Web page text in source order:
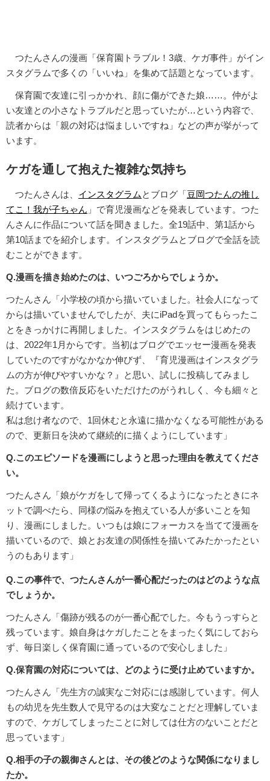
つたんさんの漫画「保育園トラブル！3歳、ケガ事件」がイン
スタグラムで多くの「いいね」を集めて話題となっています。
保育園で友達に引っかかれ、顔に傷ができた娘……。仲がよ
い友達との小さなトラブルだと思っていたが…という内容で、
読者からは「親の対応は悩ましいですね」などの声が挙がって
います。
ケガを通して抱えた複雑な気持ち
つたんさんは、 インスタグラム とブログ「豆岡つたんの推し
てこ！我が子ちゃん 」で育児漫画などを発表しています。つた
んさんに作品について話を聞きました。全19話中、第1話から
第10話までを紹介します。インスタグラムとブログで全話を読
むことができます。
Q.漫画を描き始めたのは、いつごろからでしょうか。
つたんさん「小学校の頃から描いていました。社会人になって
からは描いていませんでしたが、夫にiPadを買ってもらったこ
とをきっかけに再開しました。インスタグラムをはじめたの
は、2022年1月からです。当初はブログでエッセー漫画を発表
していたのですがなかなか伸びず、『育児漫画はインスタグラ
ムの方が伸びやすいかな？』と思い、試しに投稿してみまし
た。ブログの数倍反応をいただけたのがうれしく、今も細々と
続けています。
私は怠け者なので、1回休むと永遠に描かなくなる可能性がある
ので、更新日を決めて継続的に描くようにしています」
Q.このエピソードを漫画にしようと思った理由を教えてくださ
い。
つたんさん「娘がケガをして帰ってくるようになったときにネ
ットで調べたら、同様の悩みを抱えている人が多いことを知
り、漫画にしました。いつもは娘にフォーカスを当てて漫画を
描いているので、娘とお友達の関係性を描いてみたかったとい
うのもあります」
Q.この事件で、つたんさんが一番心配だったのはどのような点
でしょうか。
つたんさん「傷跡が残るのが一番心配でした。今もうっすらと
残っています。娘自身はケガしたことをまったく気にしておら
ず、毎日楽しく保育園に通っているので安心しました」
Q.保育園の対応については、どのように受け止めていますか。
つたんさん「先生方の誠実なご対応には感謝しています。何人
もの幼児を先生数人で見守るのは大変なことだと理解していま
すので、ケガしてしまったことに対しては仕方のないことだと
思っています」
Q.相手の子の親御さんとは、その後どのような関係になりまし
たか。